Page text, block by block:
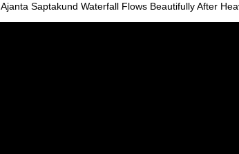
Ajanta Saptakund Waterfall Flows Beautifully After